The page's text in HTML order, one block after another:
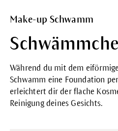
Make-up Schwamm
Während du mit dem
Schwamm eine Foundation
erleichtert dir der flache
Reinigung deines Gesichts.